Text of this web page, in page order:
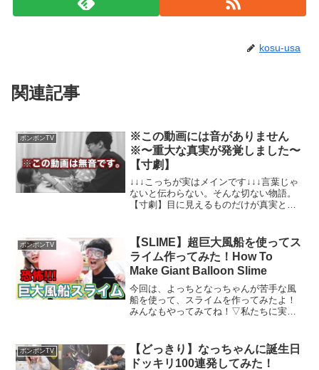
kosu-usa
関連記事
ボンボンTV
※この動画には音がありません
※〜重大な真実が発覚しました〜
【寸劇】
↓↓↓こっちが実はメインです↓↓↓言葉じゃ
ないと伝わらない。そんな切ない物語。
【寸劇】目に見えるものだけが真実とは
証して欲しいネタはこちらのフォームで
送って下さい！【こ...
ボンボンTV
【SLIME】超巨大風船を使ってス
ライム作ってみた！How To
Make Giant Balloon Slime
今回は、よっちとなっちゃんが苦手な風
船を使って、スライムを作ってみたよ！
みんなもやってみてね！▽私たちに実
人にオススメの動画！】▽【SLIME】超
ネバネバでまっくろ！墨...
ボンボンTV
【どっきり】なっちゃんに誕生日
ドッキリ100連発してみた！